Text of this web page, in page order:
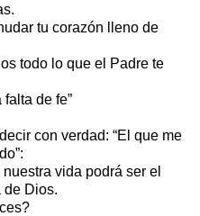
tu corazón lleno de
lo que el Padre te
de fe”
con verdad: “El que me
vida podrá ser el
de Dios.